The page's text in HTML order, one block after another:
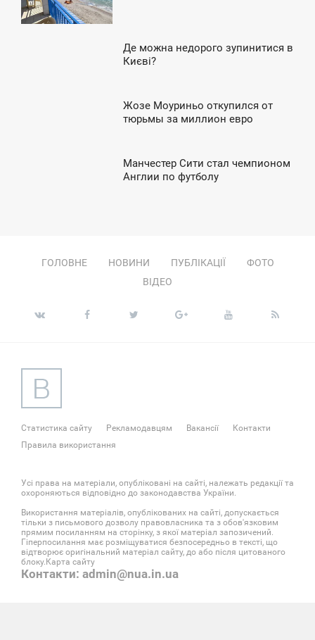
Де можна недорого зупинитися в
Києві?
Жозе Моуриньо откупился от
тюрьмы за миллион евро
Манчестер Сити стал чемпионом
Англии по футболу
ГОЛОВНЕ НОВИНИ ПУБЛІКАЦІЇ
ФОТО
ВІДЕО
Статистика сайту Рекламодавцям Вакансії
Контакти
Правила використання
Усі права на матеріали, опубліковані на сайті, належать редакції та
охороняються відповідно до законодавства України.
Використання матеріалів, опублікованих на сайті, допускається
тільки з письмового дозволу правовласника та з обов'язковим
прямим посиланням на сторінку, з якої матеріал запозичений.
Гіперпосилання має розміщуватися безпосередньо в тексті, що
відтворює оригінальний матеріал сайту, до або після цитованого
блоку. Карта сайту
Контакти: admin@nua.in.ua